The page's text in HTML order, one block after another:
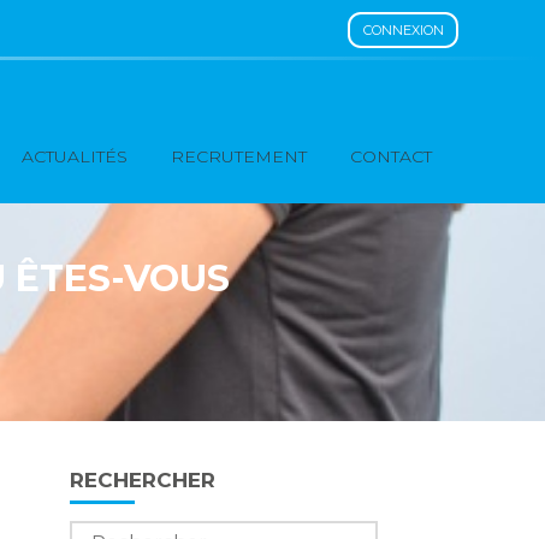
CONNEXION
ACTUALITÉS RECRUTEMENT CONTACT
ÊTES-VOUS
Blog
sidebar
RECHERCHER
Rechercher :